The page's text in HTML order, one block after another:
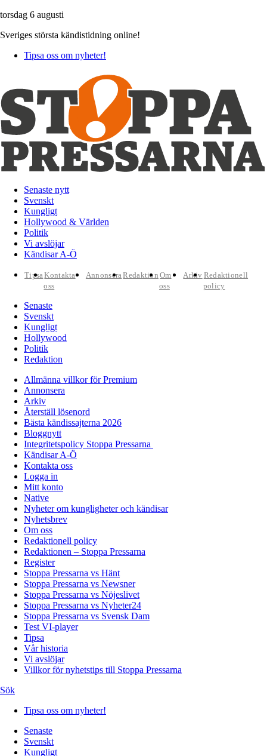
torsdag 6 augusti
Sveriges största kändistidning online!
Tipsa oss om nyheter!
Senaste nytt
Svenskt
Kungligt
Hollywood & Världen
Politik
Vi avslöjar
Kändisar A-Ö
TipsaKontakta
oss
AnnonseraRedaktion Om
oss
Arkiv Redaktionell
policy
Senaste
Svenskt
Kungligt
Hollywood
Politik
Redaktion
Allmänna villkor för Premium
Annonsera
Arkiv
Återställ lösenord
Bästa kändissajterna 2026
Bloggnytt
Integritetspolicy Stoppa Pressarna
Kändisar A-Ö
Kontakta oss
Logga in
Mitt konto
Native
Nyheter om kungligheter och kändisar
Nyhetsbrev
Om oss
Redaktionell policy
Redaktionen – Stoppa Pressarna
Register
Stoppa Pressarna vs Hänt
Stoppa Pressarna vs Newsner
Stoppa Pressarna vs Nöjeslivet
Stoppa Pressarna vs Nyheter24
Stoppa Pressarna vs Svensk Dam
Test VI-player
Tipsa
Vår historia
Vi avslöjar
Villkor för nyhetstips till Stoppa Pressarna
Sök
Tipsa oss om nyheter!
Senaste
Svenskt
Kungligt